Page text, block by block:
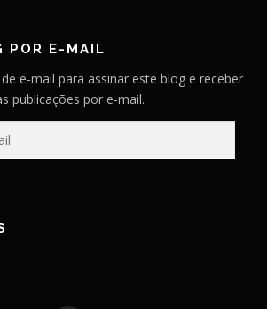
POR E-MAIL
e-mail para assinar este blog e receber
publicações por e-mail.